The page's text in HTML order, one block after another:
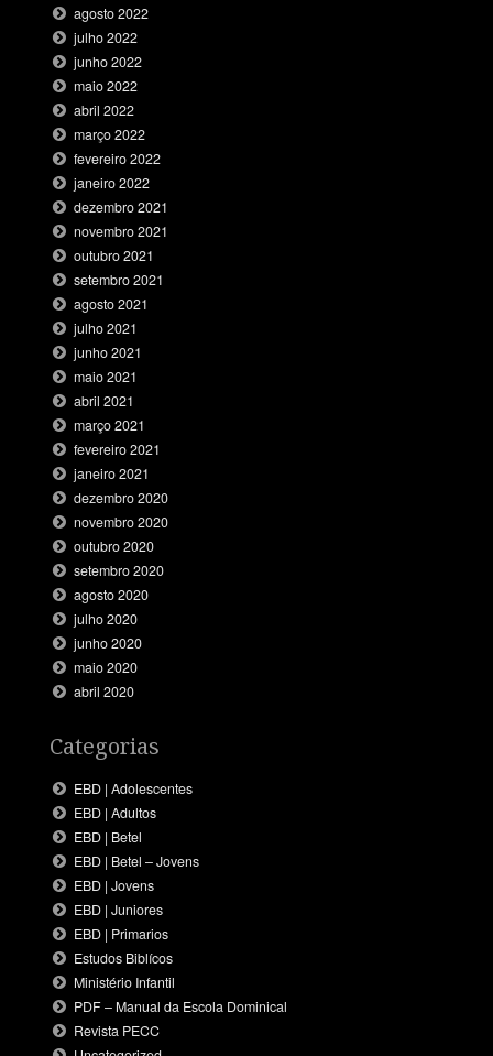
agosto 2022
julho 2022
junho 2022
maio 2022
abril 2022
março 2022
fevereiro 2022
janeiro 2022
dezembro 2021
novembro 2021
outubro 2021
setembro 2021
agosto 2021
julho 2021
junho 2021
maio 2021
abril 2021
março 2021
fevereiro 2021
janeiro 2021
dezembro 2020
novembro 2020
outubro 2020
setembro 2020
agosto 2020
julho 2020
junho 2020
maio 2020
abril 2020
Categorias
EBD | Adolescentes
EBD | Adultos
EBD | Betel
EBD | Betel – Jovens
EBD | Jovens
EBD | Juniores
EBD | Primarios
Estudos Biblícos
Ministério Infantil
PDF – Manual da Escola Dominical
Revista PECC